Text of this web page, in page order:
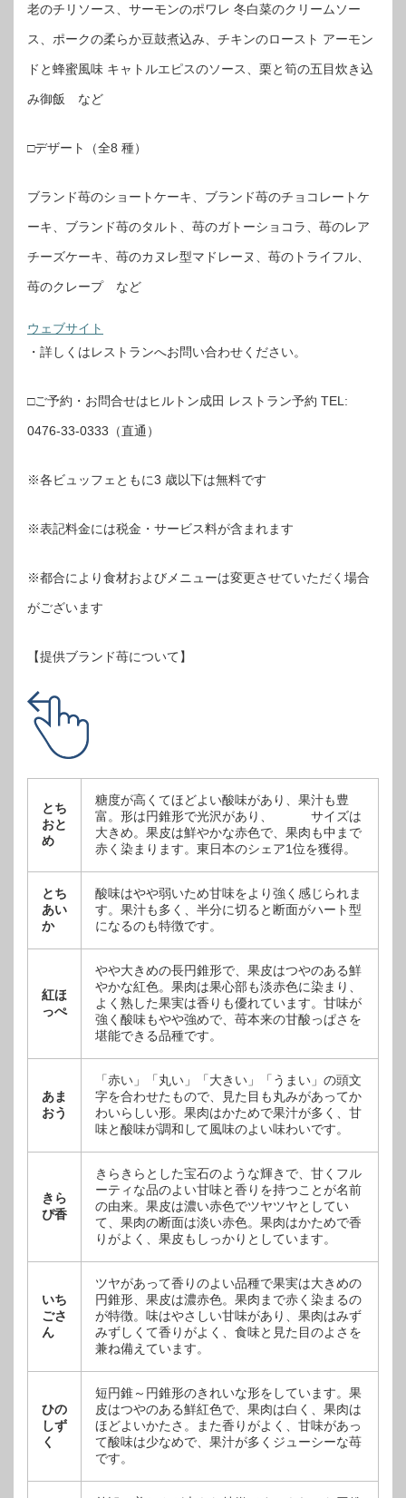
老のチリソース、サーモンのポワレ 冬白菜のクリームソー
ス、ポークの柔らか豆鼓煮込み、チキンのロースト アーモン
ドと蜂蜜風味 キャトルエピスのソース、栗と筍の五目炊き込
み御飯 など
□デザート（全8 種）
ブランド苺のショートケーキ、ブランド苺のチョコレートケ
ーキ、ブランド苺のタルト、苺のガトーショコラ、苺のレア
チーズケーキ、苺のカヌレ型マドレーヌ、苺のトライフル、
苺のクレープ など
ウェブサイト
・詳しくはレストランへお問い合わせください。
□ご予約・お問合せはヒルトン成田 レストラン予約 TEL:
0476-33-0333（直通）
※各ビュッフェともに3 歳以下は無料です
※表記料金には税金・サービス料が含まれます
※都合により食材およびメニューは変更させていただく場合
がございます
【提供ブランド苺について】
とち
おと
め
糖度が高くてほどよい酸味があり、果汁も豊
富。形は円錐形で光沢があり、 サイズは
大きめ。果皮は鮮やかな赤色で、果肉も中まで
赤く染まります。東日本のシェア1位を獲得。
とち
あい
か
酸味はやや弱いため甘味をより強く感じられま
す。果汁も多く、半分に切ると断面がハート型
になるのも特徴です。
紅ほ
っぺ
やや大きめの長円錐形で、果皮はつやのある鮮
やかな紅色。果肉は果心部も淡赤色に染まり、
よく熟した果実は香りも優れています。甘味が
強く酸味もやや強めで、苺本来の甘酸っぱさを
堪能できる品種です。
あま
おう
「赤い」「丸い」「大きい」「うまい」の頭文
字を合わせたもので、見た目も丸みがあってか
わいらしい形。果肉はかためで果汁が多く、甘
味と酸味が調和して風味のよい味わいです。
きら
ぴ香
きらきらとした宝石のような輝きで、甘くフル
ーティな品のよい甘味と香りを持つことが名前
の由来。果皮は濃い赤色でツヤツヤとしてい
て、果肉の断面は淡い赤色。果肉はかためで香
りがよく、果皮もしっかりとしています。
いち
ごさ
ん
ツヤがあって香りのよい品種で果実は大きめの
円錐形、果皮は濃赤色。果肉まで赤く染まるの
が特徴。味はやさしい甘味があり、果肉はみず
みずしくて香りがよく、食味と見た目のよさを
兼ね備えています。
ひの
しず
く
短円錐～円錐形のきれいな形をしています。果
皮はつやのある鮮紅色で、果肉は白く、果肉は
ほどよいかたさ。また香りがよく、甘味があっ
て酸味は少なめで、果汁が多くジューシーな苺
です。